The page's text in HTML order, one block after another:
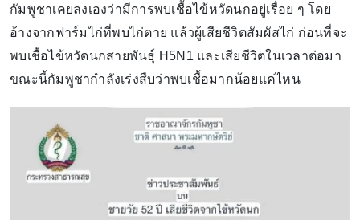
กัมพูชาเคยลงเองว่ามีการพบเชื้อไข้หวัดนกอยู่เรื่อย ๆ โดย
อ้างจากฟาร์มไก่ที่พบไก่ตาย แล้วผู้เสียชีวิตสัมผัสไก่ ก่อนที่จะ
พบเชื้อไข้หวัดนกสายพันธุ์ H5N1 และเสียชีวิตในเวลาต่อมา
ขณะนี้กัมพูชากำลังเร่งสืบว่าพบเชื้อมากน้อยแค่ไหน